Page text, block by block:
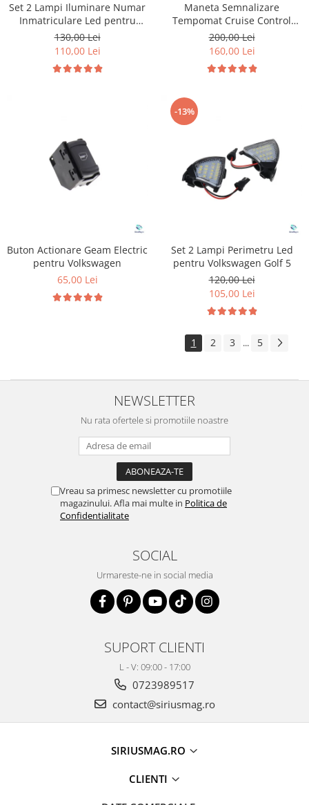
Set 2 Lampi Iluminare Numar
Inmatriculare Led pentru
Volkswagen Golf
130,00 Lei
110,00 Lei
Maneta Semnalizare
Tempomat Cruise Control
pentru Volkswagen Seat
Skoda
200,00 Lei
160,00 Lei
Buton Actionare Geam Electric
pentru Volkswagen
65,00 Lei
-13%
Set 2 Lampi Perimetru Led
pentru Volkswagen Golf 5
120,00 Lei
105,00 Lei
1 2 3 ... 5
NEWSLETTER
Nu rata ofertele si promotiile noastre
Vreau sa primesc newsletter cu promotiile
magazinului. Afla mai multe in Politica de
Confidentialitate
SOCIAL
Urmareste-ne in social media
SUPORT CLIENTI
L - V: 09:00 - 17:00
0723989517
contact@siriusmag.ro
SIRIUSMAG.RO
CLIENTI